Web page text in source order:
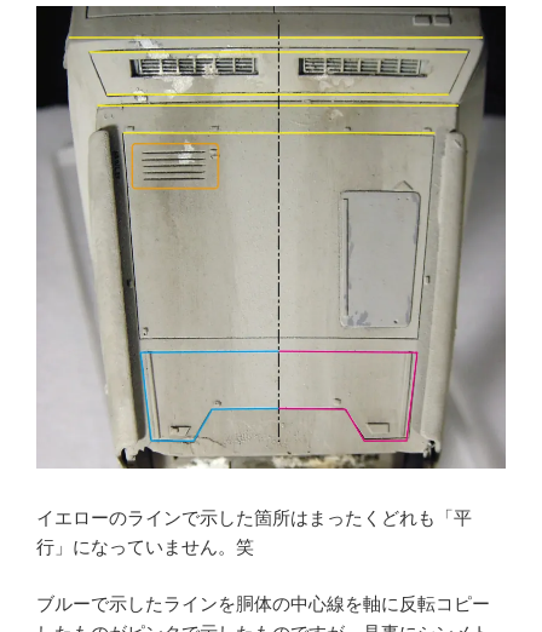
イエローのラインで示した箇所はまったくどれも「平
行」になっていません。笑
ブルーで示したラインを胴体の中心線を軸に反転コピー